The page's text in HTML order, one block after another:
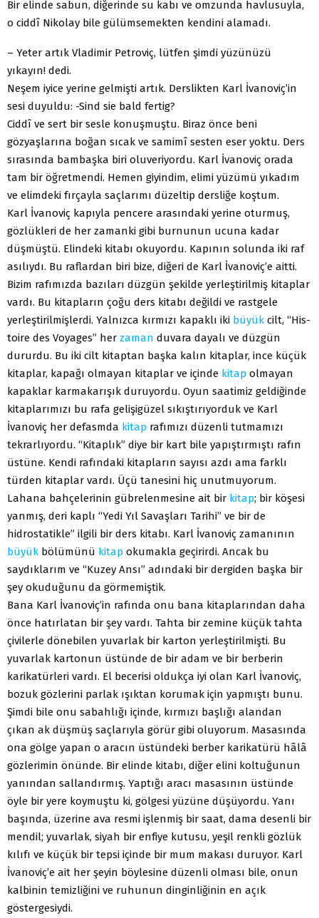
Bir elinde sabun, diğerinde su kabı ve omzunda havlusuyla,
o ciddî Nikolay bile gülümsemekten kendini alamadı.
– Yeter artık Vladimir Petroviç, lütfen şimdi yüzünüzü
yıkayın! dedi.
Neşem iyice yerine gelmişti artık. Derslikten Karl İvanoviç’in
sesi duyuldu: -Sind sie bald fertig?
Ciddî ve sert bir sesle konuşmuştu. Biraz önce beni
gözyaşlarına boğan sıcak ve samimî sesten eser yoktu. Ders
sırasında bambaşka biri oluveriyordu. Karl İvanoviç orada
tam bir öğretmendi. Hemen giyindim, elimi yüzümü yıkadım
ve elimdeki fırçayla saçlarımı düzeltip dersliğe koştum.
Karl İvanoviç kapıyla pencere arasındaki yerine oturmuş,
gözlükleri de her zamanki gibi burnunun ucuna kadar
düşmüştü. Elindeki kitabı okuyordu. Kapının solunda iki raf
asılıydı. Bu raflardan biri bize, diğeri de Karl İvanoviç’e aitti.
Bizim rafımızda bazıları düzgün şekilde yerleştirilmiş kitaplar
vardı. Bu kitapların çoğu ders kitabı değildi ve rastgele
yerleştirilmişlerdi. Yalnızca kırmızı kapaklı iki büyük cilt, “His-
toire des Voyages” her zaman duvara dayalı ve düzgün
dururdu. Bu iki cilt kitaptan başka kalın kitaplar, ince küçük
kitaplar, kapağı olmayan kitaplar ve içinde kitap olmayan
kapaklar karmakarışık duruyordu. Oyun saatimiz geldiğinde
kitaplarımızı bu rafa gelişigüzel sıkıştırıyorduk ve Karl
İvanoviç her defasmda kitap rafımızı düzenli tutmamızı
tekrarlıyordu. “Kitaplık” diye bir kart bile yapıştırmıştı rafın
üstüne. Kendi rafındaki kitapların sayısı azdı ama farklı
türden kitaplar vardı. Üçü tanesini hiç unutmuyorum.
Lahana bahçelerinin gübrelenmesine ait bir kitap; bir köşesi
yanmış, deri kaplı “Yedi Yıl Savaşları Tarihi” ve bir de
hidrostatikle” ilgili bir ders kitabı. Karl İvanoviç zamanının
büyük bölümünü kitap okumakla geçirirdi. Ancak bu
saydıklarım ve “Kuzey Ansı” adındaki bir dergiden başka bir
şey okuduğunu da görmemiştik.
Bana Karl İvanoviç’in rafında onu bana kitaplarından daha
önce hatırlatan bir şey vardı. Tahta bir zemine küçük tahta
çivilerle dönebilen yuvarlak bir karton yerleştirilmişti. Bu
yuvarlak kartonun üstünde de bir adam ve bir berberin
karikatürleri vardı. El becerisi oldukça iyi olan Karl İvanoviç,
bozuk gözlerini parlak ışıktan korumak için yapmıştı bunu.
Şimdi bile onu sabahlığı içinde, kırmızı başlığı alandan
çıkan ak düşmüş saçlarıyla görür gibi oluyorum. Masasında
ona gölge yapan o aracın üstündeki berber karikatürü hâlâ
gözlerimin önünde. Bir elinde kitabı, diğer elini koltuğunun
yanından sallandırmış. Yaptığı aracı masasının üstünde
öyle bir yere koymuştu ki, gölgesi yüzüne düşüyordu. Yanı
başında, üzerine ava resmi işlenmiş bir saat, dama desenli bir
mendil; yuvarlak, siyah bir enfiye kutusu, yeşil renkli gözlük
kılıfı ve küçük bir tepsi içinde bir mum makası duruyor. Karl
İvanoviç’e ait her şeyin böylesine düzenli olması bile, onun
kalbinin temizliğini ve ruhunun dinginliğinin en açık
göstergesiydi.